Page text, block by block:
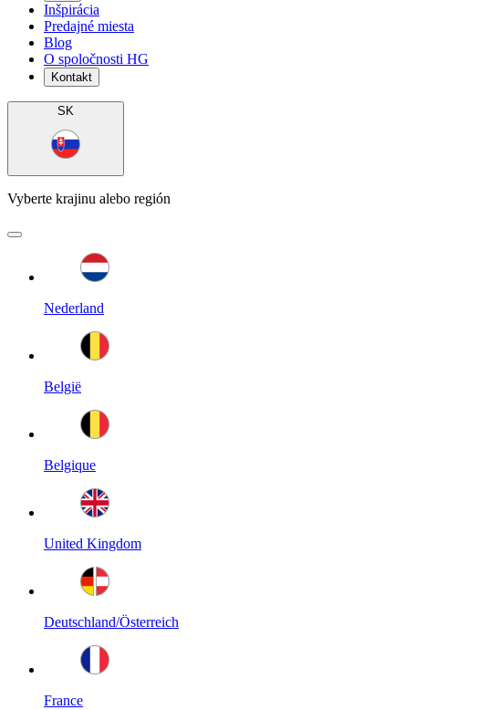
Inšpirácia
Predajné miesta
Blog
O spoločnosti HG
Kontakt
SK
Vyberte krajinu alebo región
Nederland
België
Belgique
United Kingdom
Deutschland/Österreich
France